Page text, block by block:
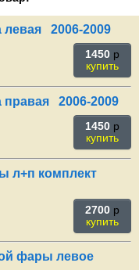
левая 2006-2009
1450 p
купить
правая 2006-2009
1450 p
купить
л+п комплект
2700 p
купить
фары левое